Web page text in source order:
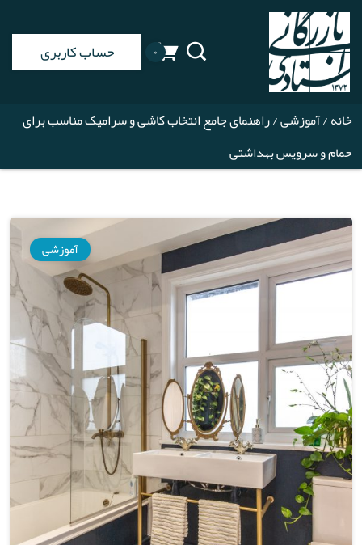
۰ حساب کاربری
خانه/آموزشی/ راهنمای جامع انتخاب کاشی و سرامیک مناسب برای
حمام و سرویس بهداشتی
آموزشی